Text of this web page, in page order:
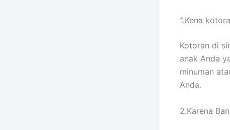
1.Kena
Kotoran dі
anak Andа
minuman
Anda.
2.Karena